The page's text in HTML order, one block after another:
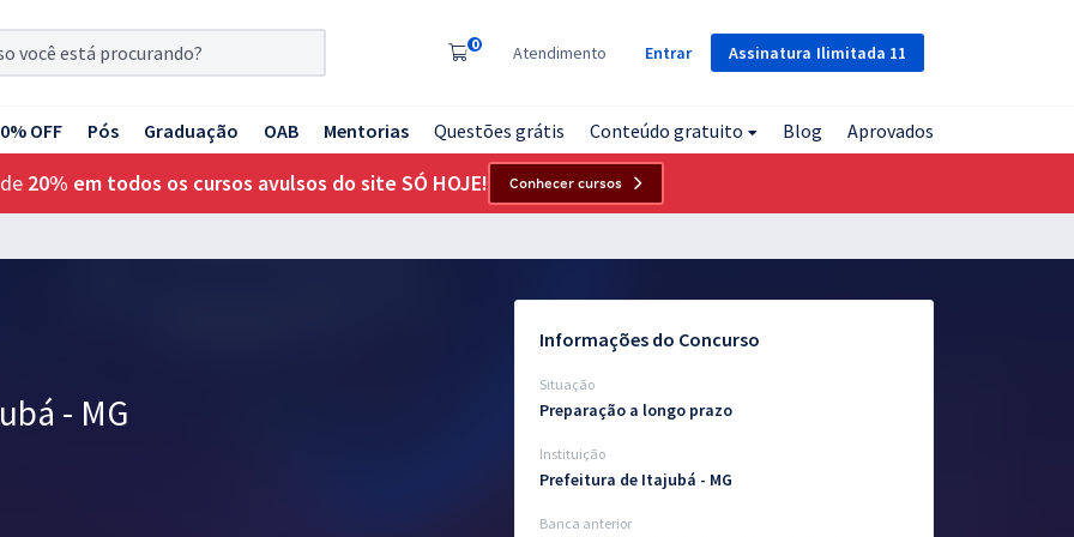
Assinatura Ilimitada 11
0 Atendimento Entrar
OFF Pós Graduação OAB Mentorias Questões grátis Conteúdo gratuito Blog Aprovados
20% em todos os cursos avulsos do site SÓ HOJE! Conhecer cursos
- MG
Informações do Concurso
Situação
Preparação a longo prazo
Instituição
Prefeitura de Itajubá - MG
Banca anterior